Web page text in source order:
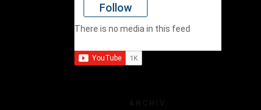
Follow
There is no media in this feed
ARCHIV